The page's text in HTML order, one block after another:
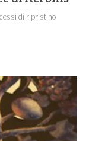
di ripristino